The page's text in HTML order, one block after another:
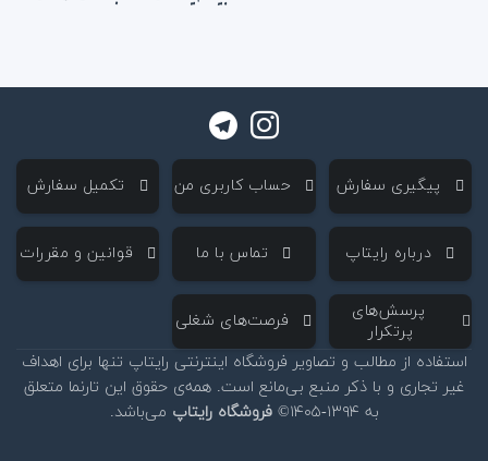
‌ پیگیری سفارش ‌ حساب کاربری من ‌ تکمیل سفارش
‌ درباره رایتاپ ‌ تماس با ما ‌ قوانین و مقررات
‌ پرسش‌های
پرتکرار
‌ فرصت‌های شغلی
استفاده از مطالب و تصاویر فروشگاه اینترنتی رایتاپ تنها برای اهداف
غیر تجاری و با ذکر منبع بی‌مانع است. همه‌ی حقوق این تارنما متعلق
به ۱۳۹۴-۱۴۰۵©
فروشگاه رایتاپ می‌باشد.